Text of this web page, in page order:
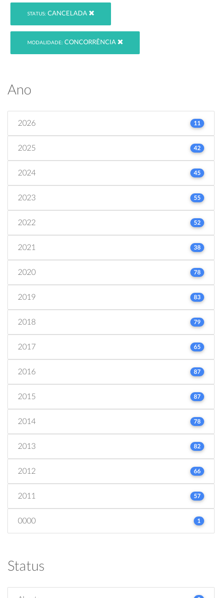
STATUS: CANCELADA
MODALIDADE: CONCORRÊNCIA
Ano
2026 11
2025 42
2024 45
2023 55
2022 52
2021 38
2020 78
2019 83
2018 79
2017 65
2016 87
2015 87
2014 78
2013 82
2012 66
2011 57
0000 1
Status